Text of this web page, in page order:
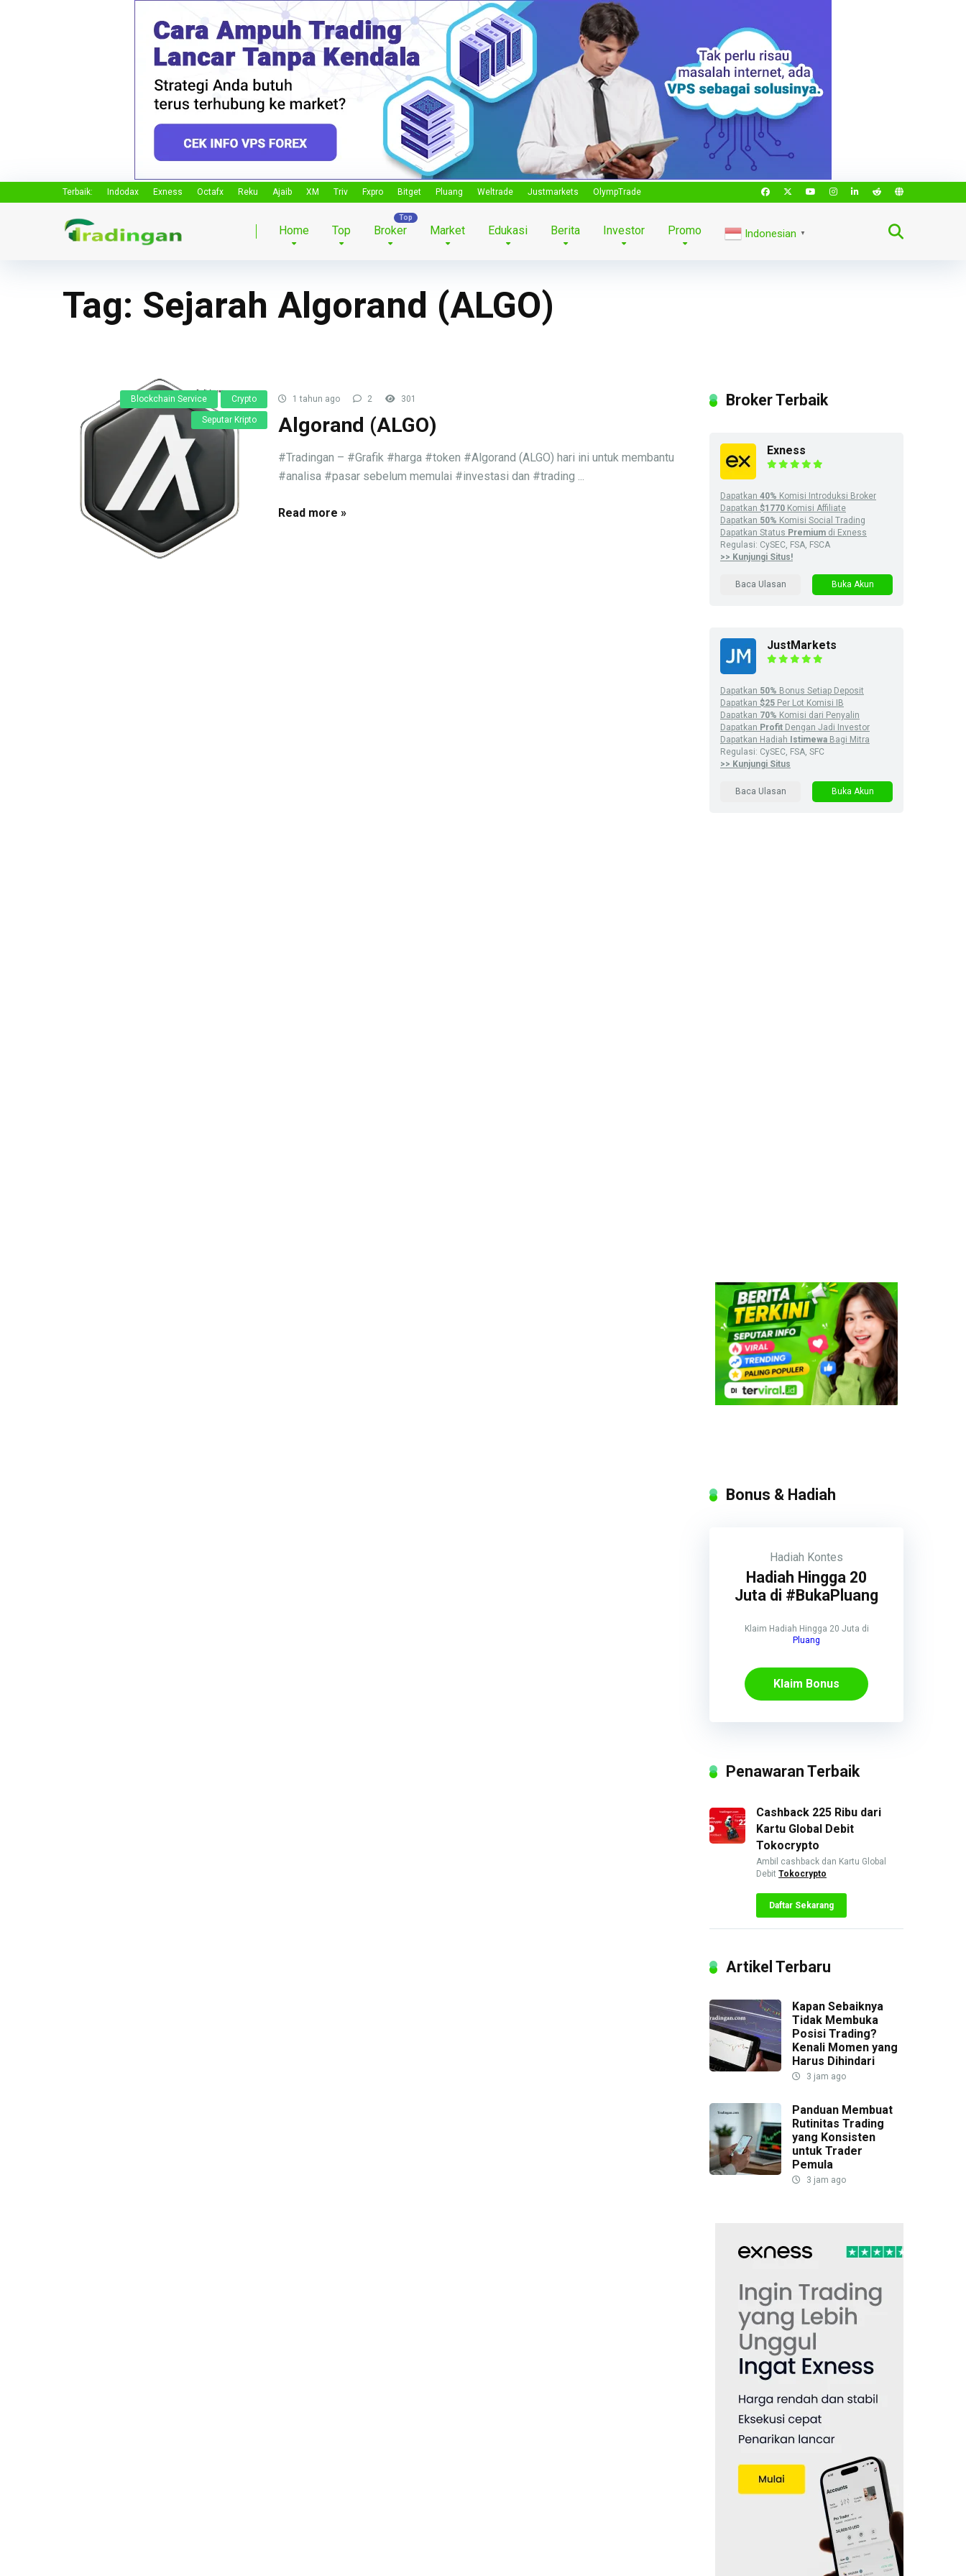
Terbaik: Indodax Exness Octafx Reku Ajaib XM Triv Fxpro Bitget Pluang Weltrade Justmarkets OlympTrade
Home Top Broker Market Edukasi Berita Investor Promo Indonesian ▼
Tag: Sejarah Algorand (ALGO)
Blockchain Service Crypto
Seputar Kripto
1 tahun ago 2 301
Algorand (ALGO)
#Tradingan – #Grafik #harga #token #Algorand (ALGO) hari ini untuk membantu
#analisa #pasar sebelum memulai #investasi dan #trading ...
Read more »
Broker Terbaik
Exness
Dapatkan 40% Komisi Introduksi Broker
Dapatkan $1770 Komisi Affiliate
Dapatkan 50% Komisi Social Trading
Dapatkan Status Premium di Exness
Regulasi: CySEC, FSA, FSCA
>> Kunjungi Situs!
Baca Ulasan Buka Akun
JustMarkets
Dapatkan 50% Bonus Setiap Deposit
Dapatkan $25 Per Lot Komisi IB
Dapatkan 70% Komisi dari Penyalin
Dapatkan Profit Dengan Jadi Investor
Dapatkan Hadiah Istimewa Bagi Mitra
Regulasi: CySEC, FSA, SFC
>> Kunjungi Situs
Baca Ulasan Buka Akun
Bonus & Hadiah
Hadiah Kontes
Hadiah Hingga 20
Juta di #BukaPluang
Klaim Hadiah Hingga 20 Juta di
Pluang
Klaim Bonus
Penawaran Terbaik
Cashback 225 Ribu dari
Kartu Global Debit
Tokocrypto
Ambil cashback dan Kartu Global
Debit Tokocrypto
Daftar Sekarang
Artikel Terbaru
Kapan Sebaiknya
Tidak Membuka
Posisi Trading?
Kenali Momen yang
Harus Dihindari
3 jam ago
Panduan Membuat
Rutinitas Trading
yang Konsisten
untuk Trader
Pemula
3 jam ago